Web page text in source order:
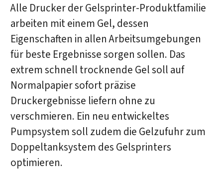
Alle Drucker der Gelsprinter-Produktfamilie
arbeiten mit einem Gel, dessen
Eigenschaften in allen Arbeitsumgebungen
für beste Ergebnisse sorgen sollen. Das
extrem schnell trocknende Gel soll auf
Normalpapier sofort präzise
Druckergebnisse liefern ohne zu
verschmieren. Ein neu entwickeltes
Pumpsystem soll zudem die Gelzufuhr zum
Doppeltanksystem des Gelsprinters
optimieren.